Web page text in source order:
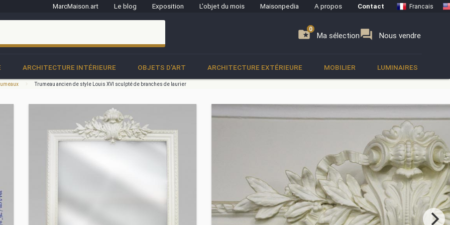
MarcMaison.art Le blog Exposition L'objet du mois Maisonpedia A propos Contact Francais
folder_special Ma sélection
0 forum Nous vendre
0
ARCHITECTURE INTÉRIEURE OBJETS D'ART ARCHITECTURE EXTÉRIEURE MOBILIER LUMINAIRES
Trumeau ancien de style Louis XVI sculpté de branches de laurier